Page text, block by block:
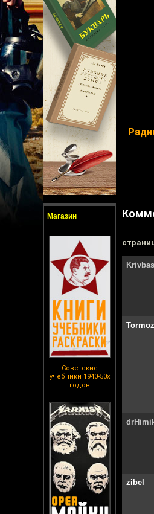
Магазин
Советские
учебники 1940-50х
годов
Tormoz
zibel